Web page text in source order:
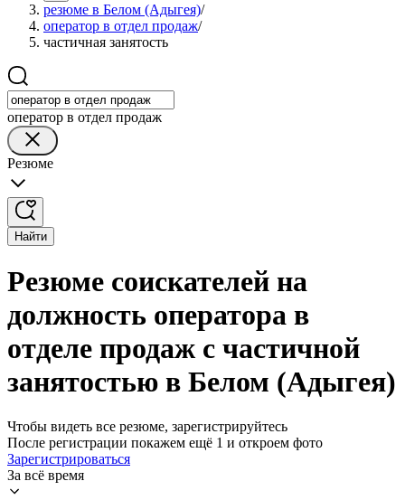
резюме в Белом (Адыгея)/
оператор в отдел продаж/
частичная занятость
оператор в отдел продаж
Резюме
Найти
Резюме соискателей на
должность оператора в
отделе продаж с частичной
занятостью в Белом (Адыгея)
Чтобы видеть все резюме, зарегистрируйтесь
После регистрации покажем ещё 1 и откроем фото
Зарегистрироваться
За всё время